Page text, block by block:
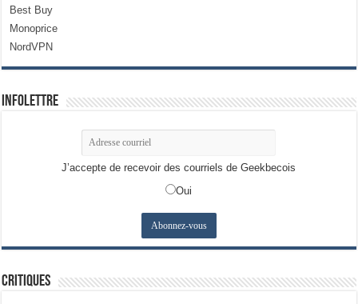
Best Buy
Monoprice
NordVPN
Infolettre
J’accepte de recevoir des courriels de Geekbecois
Oui
Critiques